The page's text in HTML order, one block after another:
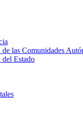
las Comunidades
Estado